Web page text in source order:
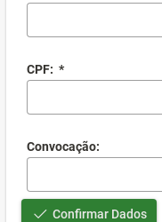
CPF: *
Convocação:
Confirmar Dados